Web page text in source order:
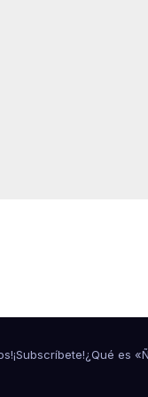
¡Subscríbete!¿Qué es